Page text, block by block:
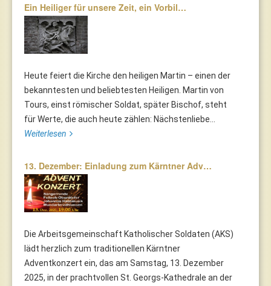
Ein Heiliger für unsere Zeit, ein Vorbil…
Heute feiert die Kirche den heiligen Martin – einen der
bekanntesten und beliebtesten Heiligen. Martin von
Tours, einst römischer Soldat, später Bischof, steht
für Werte, die auch heute zählen: Nächstenliebe...
Weiterlesen
13. Dezember: Einladung zum Kärntner Adv…
Die Arbeitsgemeinschaft Katholischer Soldaten (AKS)
lädt herzlich zum traditionellen Kärntner
Adventkonzert ein, das am Samstag, 13. Dezember
2025, in der prachtvollen St. Georgs-Kathedrale an der